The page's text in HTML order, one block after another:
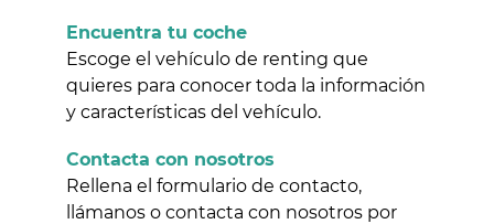
Encuentra tu coche
Escoge el vehículo de renting que
quieres para conocer toda la información
y características del vehículo.
Contacta con nosotros
Rellena el formulario de contacto,
llámanos o contacta con nosotros por